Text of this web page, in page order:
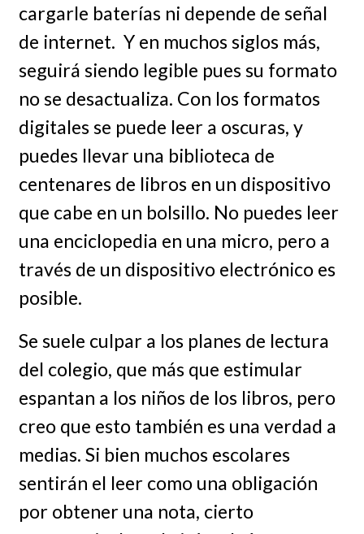
cargarle baterías ni depende de señal
de internet. Y en muchos siglos más,
seguirá siendo legible pues su formato
no se desactualiza. Con los formatos
digitales se puede leer a oscuras, y
puedes llevar una biblioteca de
centenares de libros en un dispositivo
que cabe en un bolsillo. No puedes leer
una enciclopedia en una micro, pero a
través de un dispositivo electrónico es
posible.
Se suele culpar a los planes de lectura
del colegio, que más que estimular
espantan a los niños de los libros, pero
creo que esto también es una verdad a
medias. Si bien muchos escolares
sentirán el leer como una obligación
por obtener una nota, cierto